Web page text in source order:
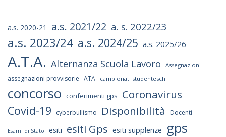
a.s. 2020-21 a.s. 2021/22 a. s. 2022/23
a.s. 2023/24 a.s. 2024/25 a.s. 2025/26
A.T.A. Alternanza Scuola Lavoro Assegnazioni
assegnazioni provvisorie ATA campionati studenteschi
concorso conferimenti gps Coronavirus
Covid-19 cyberbullismo Disponibilità Docenti
Esami di Stato esiti esiti Gps esiti supplenze gps